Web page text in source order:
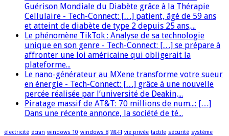
Guérison Mondiale du Diabète grâce à la Thérapie
Cellulaire - Tech-Connect: […] patient, âgé de 59 ans
et atteint de diabète de type 2 depuis 25 ans,...
Le phénomène TikTok : Analyse de sa technologie
unique en son genre - Tech-Connect: […] se prépare à
affronter une loi américaine qui obligerait la
plateforme...
Le nano-générateur au MXene transforme votre sueur
en énergie - Tech-Connect: […] grâce à une nouvelle
percée réalisée par l’université de Deakin,...
Piratage massif de AT&T: 70 millions de num...: […]
Dans une récente annonce, la société de té...
électricité écran windows 10 windows 8 WI-FI vie privée tactile sécurité système